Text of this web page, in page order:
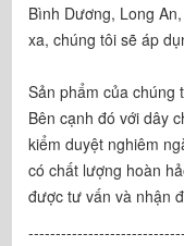
Bình Dương, Long
xa, chúng tôi sẽ áp
Sản phẩm của chúng
Bên cạnh đó với dây
kiểm duyệt nghiêm
có chất lượng hoàn
được tư vấn và nhận